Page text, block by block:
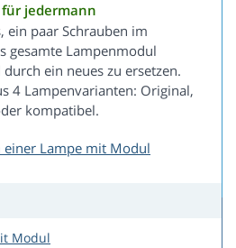
jedermann
ein paar Schrauben im
gesamte Lampenmodul
ein neues zu ersetzen.
4 Lampenvarianten: Original,
kompatibel.
einer Lampe mit Modul
Modul